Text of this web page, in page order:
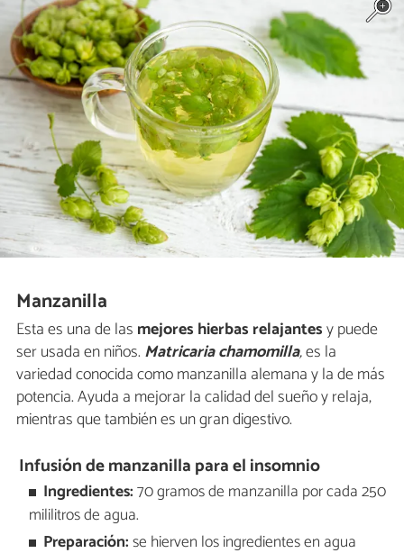
Manzanilla
Esta es una de las mejores hierbas relajantesy puede
ser usada en niños. Matricariachamomilla,es la
variedad conocida como manzanilla alemana y la de más
potencia. Ayuda a mejorar la calidad del sueño y relaja,
mientras que también es un gran digestivo.
Infusión de manzanilla para el insomnio
Ingredientes:70 gramos de manzanilla por cada 250
mililitros de agua.
Preparación:se hierven los ingredientes en agua